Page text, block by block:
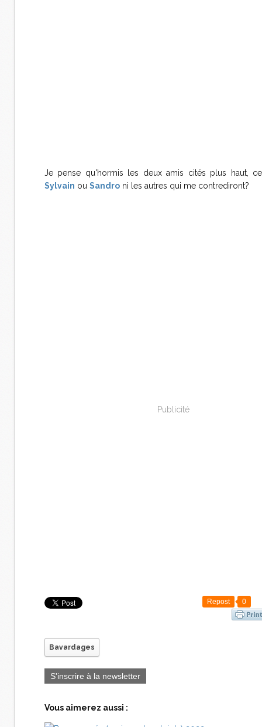
Je pense qu'hormis les deux amis cités plus haut,
Sylvain ou Sandro ni les autres qui me contrediront?
Publicité
Repost 0
Bavardages
S'inscrire à la newsletter
Vous aimerez aussi :